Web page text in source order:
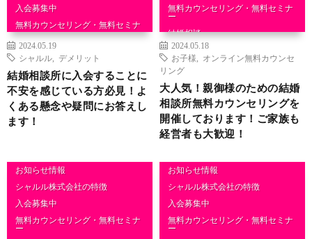
入会募集中
無料カウンセリング・無料セミナ
ー
結婚相談
2024.05.19
シャルル
デメリット
結婚相談所に入会することに
不安を感じている方必見！よ
くある懸念や疑問にお答えし
ます！
無料カウンセリング・無料セミナ
ー
結婚相談
2024.05.18
お子様
オンライン無料カウンセ
リング
大人気！親御様のための結婚
相談所無料カウンセリングを
開催しております！ご家族も
経営者も大歓迎！
お知らせ情報
シャルル株式会社の特徴
入会募集中
無料カウンセリング・無料セミナ
ー
お知らせ情報
シャルル株式会社の特徴
入会募集中
無料カウンセリング・無料セミナ
ー